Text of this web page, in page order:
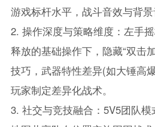
游戏标杆水平，战斗音效与背景
2. 操作深度与策略维度：左手
释放的基础操作下，隐藏“双击
技巧，武器特性差异(如大锤高
玩家制定差异化战术。
3. 社交与竞技融合：5V5团队